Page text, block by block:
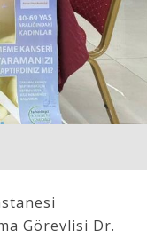
Görevlisi Dr.